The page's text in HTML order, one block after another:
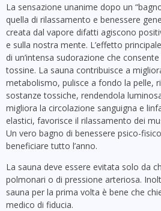
La sensazione unanime dopo un
quella di rilassamento e benessere
creata dal vapore difatti agiscono
e sulla nostra mente. L’effetto
di un’intensa sudorazione che
tossine. La sauna contribuisce a
metabolismo, pulisce a fondo la pelle,
sostanze tossiche, rendendola
migliora la circolazione sanguigna e
elastici, favorisce il rilassamento dei
Un vero bagno di benessere psico-
beneficiare tutto l’anno.
La sauna deve essere evitata solo da
polmonari o di pressione arteriosa.
sauna per la prima volta è bene che
medico di fiducia.